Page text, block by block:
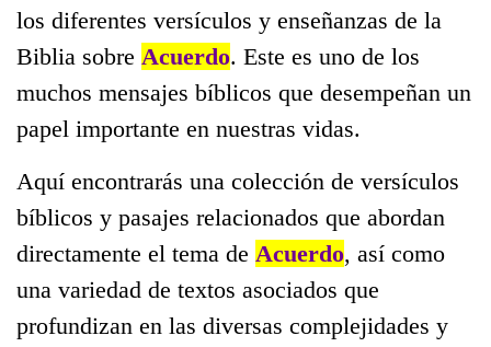
los diferentes versículos y enseñanzas de la
Biblia sobre Acuerdo. Este es uno de los
muchos mensajes bíblicos que desempeñan un
papel importante en nuestras vidas.
Aquí encontrarás una colección de versículos
bíblicos y pasajes relacionados que abordan
directamente el tema de Acuerdo, así como
una variedad de textos asociados que
profundizan en las diversas complejidades y